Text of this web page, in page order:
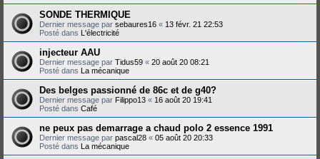
SONDE THERMIQUE
Dernier message par sebaures16 « 13 févr. 21 22:53
Posté dans L'électricité
injecteur AAU
Dernier message par Tidus59 « 20 août 20 08:21
Posté dans La mécanique
Des belges passionné de 86c et de g40?
Dernier message par Filippo13 « 16 août 20 19:41
Posté dans Café
ne peux pas demarrage a chaud polo 2 essence 1991
Dernier message par pascal28 « 05 août 20 20:33
Posté dans La mécanique